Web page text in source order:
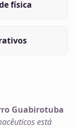
física
Guabirotuba
está